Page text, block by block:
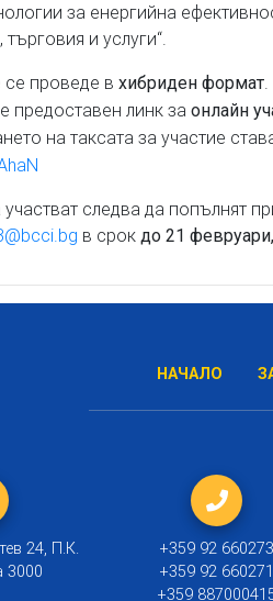
за енергийна
и услуги“.
проведе в хибриден формат
предоставен линк за онлайн
на таксата за участие
следва да попълнят
в срок до 21 февруари,
НАЧАЛО
24, П.К.
3000
+359 92 660273
+359 92 660271
+359